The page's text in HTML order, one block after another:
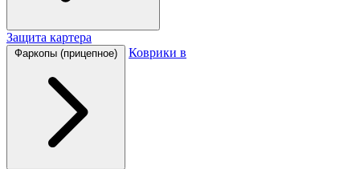
Защита картера
Фаркопы (прицепное) Коврики в